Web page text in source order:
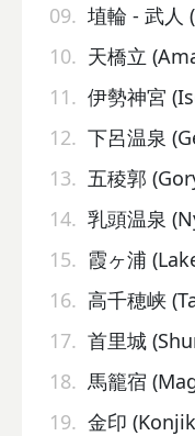
09. 埴輪 - 武人
10. 天橋立
11. 伊勢神宮
12. 下呂温泉
13. 五稜郭
14. 乳頭温泉
15. 霞ヶ浦
16. 高千穂峡
17. 首里城
18. 馬籠宿
19. 金印